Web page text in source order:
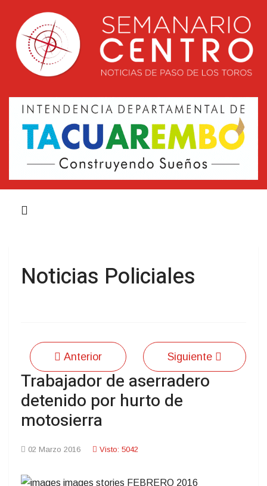
Noticias Policiales
Anterior Siguiente
Trabajador de aserradero
detenido por hurto de
motosierra
02 Marzo 2016 Visto: 5042